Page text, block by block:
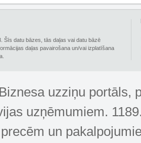
Šīs datu bāzes, tās daļas vai datu bāzē
daļas pavairošana un/vai izplatīšana
uzziņu portāls,
uzņēmumiem.
un